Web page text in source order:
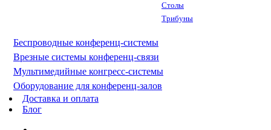
Столы
Трибуны
Беспроводные конференц-системы
Врезные системы конференц-связи
Мультимедийные конгресс-системы
Оборудование для конференц-залов
Доставка и оплата
Блог